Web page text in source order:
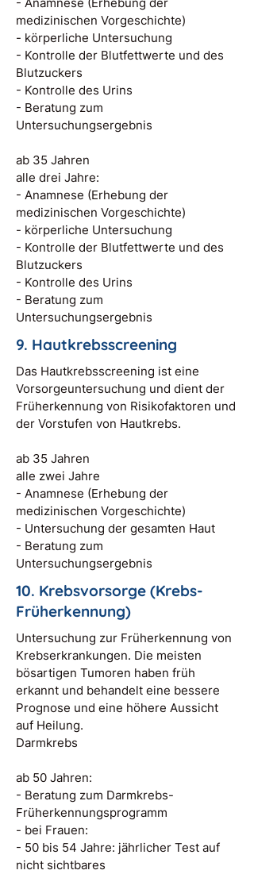
medizinischen Vorgeschichte)
- körperliche Untersuchung
- Kontrolle der Blutfettwerte und des
Blutzuckers
- Kontrolle des Urins
- Beratung zum
Untersuchungsergebnis
ab 35 Jahren
alle drei Jahre:
- Anamnese (Erhebung der
medizinischen Vorgeschichte)
- körperliche Untersuchung
- Kontrolle der Blutfettwerte und des
Blutzuckers
- Kontrolle des Urins
- Beratung zum
Untersuchungsergebnis
9. Hautkrebsscreening
Das Hautkrebsscreening ist eine
Vorsorgeuntersuchung und dient der
Früherkennung von Risikofaktoren und
der Vorstufen von Hautkrebs.
ab 35 Jahren
alle zwei Jahre
- Anamnese (Erhebung der
medizinischen Vorgeschichte)
- Untersuchung der gesamten Haut
- Beratung zum
Untersuchungsergebnis
10. Krebsvorsorge (Krebs-
Früherkennung)
Untersuchung zur Früherkennung von
Krebserkrankungen. Die meisten
bösartigen Tumoren haben früh
erkannt und behandelt eine bessere
Prognose und eine höhere Aussicht
auf Heilung.
Darmkrebs
ab 50 Jahren:
- Beratung zum Darmkrebs-
Früherkennungsprogramm
- bei Frauen:
- 50 bis 54 Jahre: jährlicher Test auf
nicht sichtbares